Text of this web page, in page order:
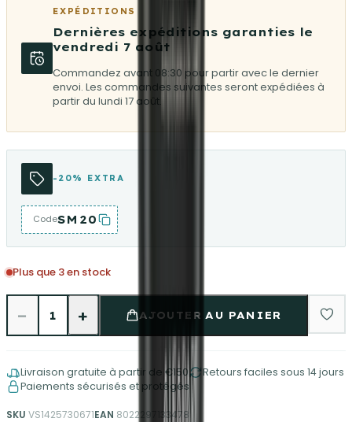
EXPÉDITIONS
Dernières expéditions garanties le
vendredi 7 août
Commandez avant 08:30 pour partir avec le dernier
envoi. Les commandes suivantes seront expédiées à
partir du lundi 17 août.
-20% EXTRA
CodeSM20
Plus que 3 en stock
− 1 + AJOUTER AU PANIER
Livraison gratuite à partir de €150
Retours faciles sous 14 jours
Paiements sécurisés et protégés
SKU VS1425730671EAN 8022297133478